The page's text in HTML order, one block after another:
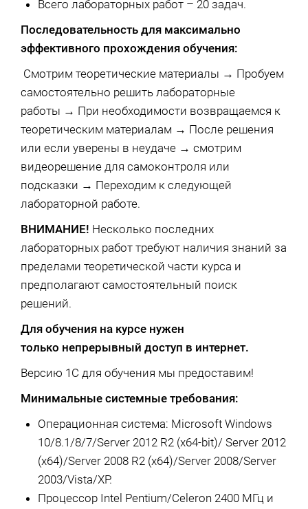
Всего лабораторных работ – 20 задач.
Последовательность для максимально
эффективного прохождения обучения:
Смотрим теоретические материалы → Пробуем
самостоятельно решить лабораторные
работы → При необходимости возвращаемся к
теоретическим материалам → После решения
или если уверены в неудаче → смотрим
видеорешение для самоконтроля или
подсказки → Переходим к следующей
лабораторной работе.
ВНИМАНИЕ! Несколько последних
лабораторных работ требуют наличия знаний за
пределами теоретической части курса и
предполагают самостоятельный поиск
решений.
Для обучения на курсе нужен
только непрерывный доступ в интернет.
Версию 1С для обучения мы предоставим!
Минимальные системные требования:
Операционная система: Microsoft Windows
10/8.1/8/7/Server 2012 R2 (x64-bit)/ Server 2012
(x64)/Server 2008 R2 (x64)/Server 2008/Server
2003/Vista/XP.
Процессор Intel Pentium/Celeron 2400 МГц и